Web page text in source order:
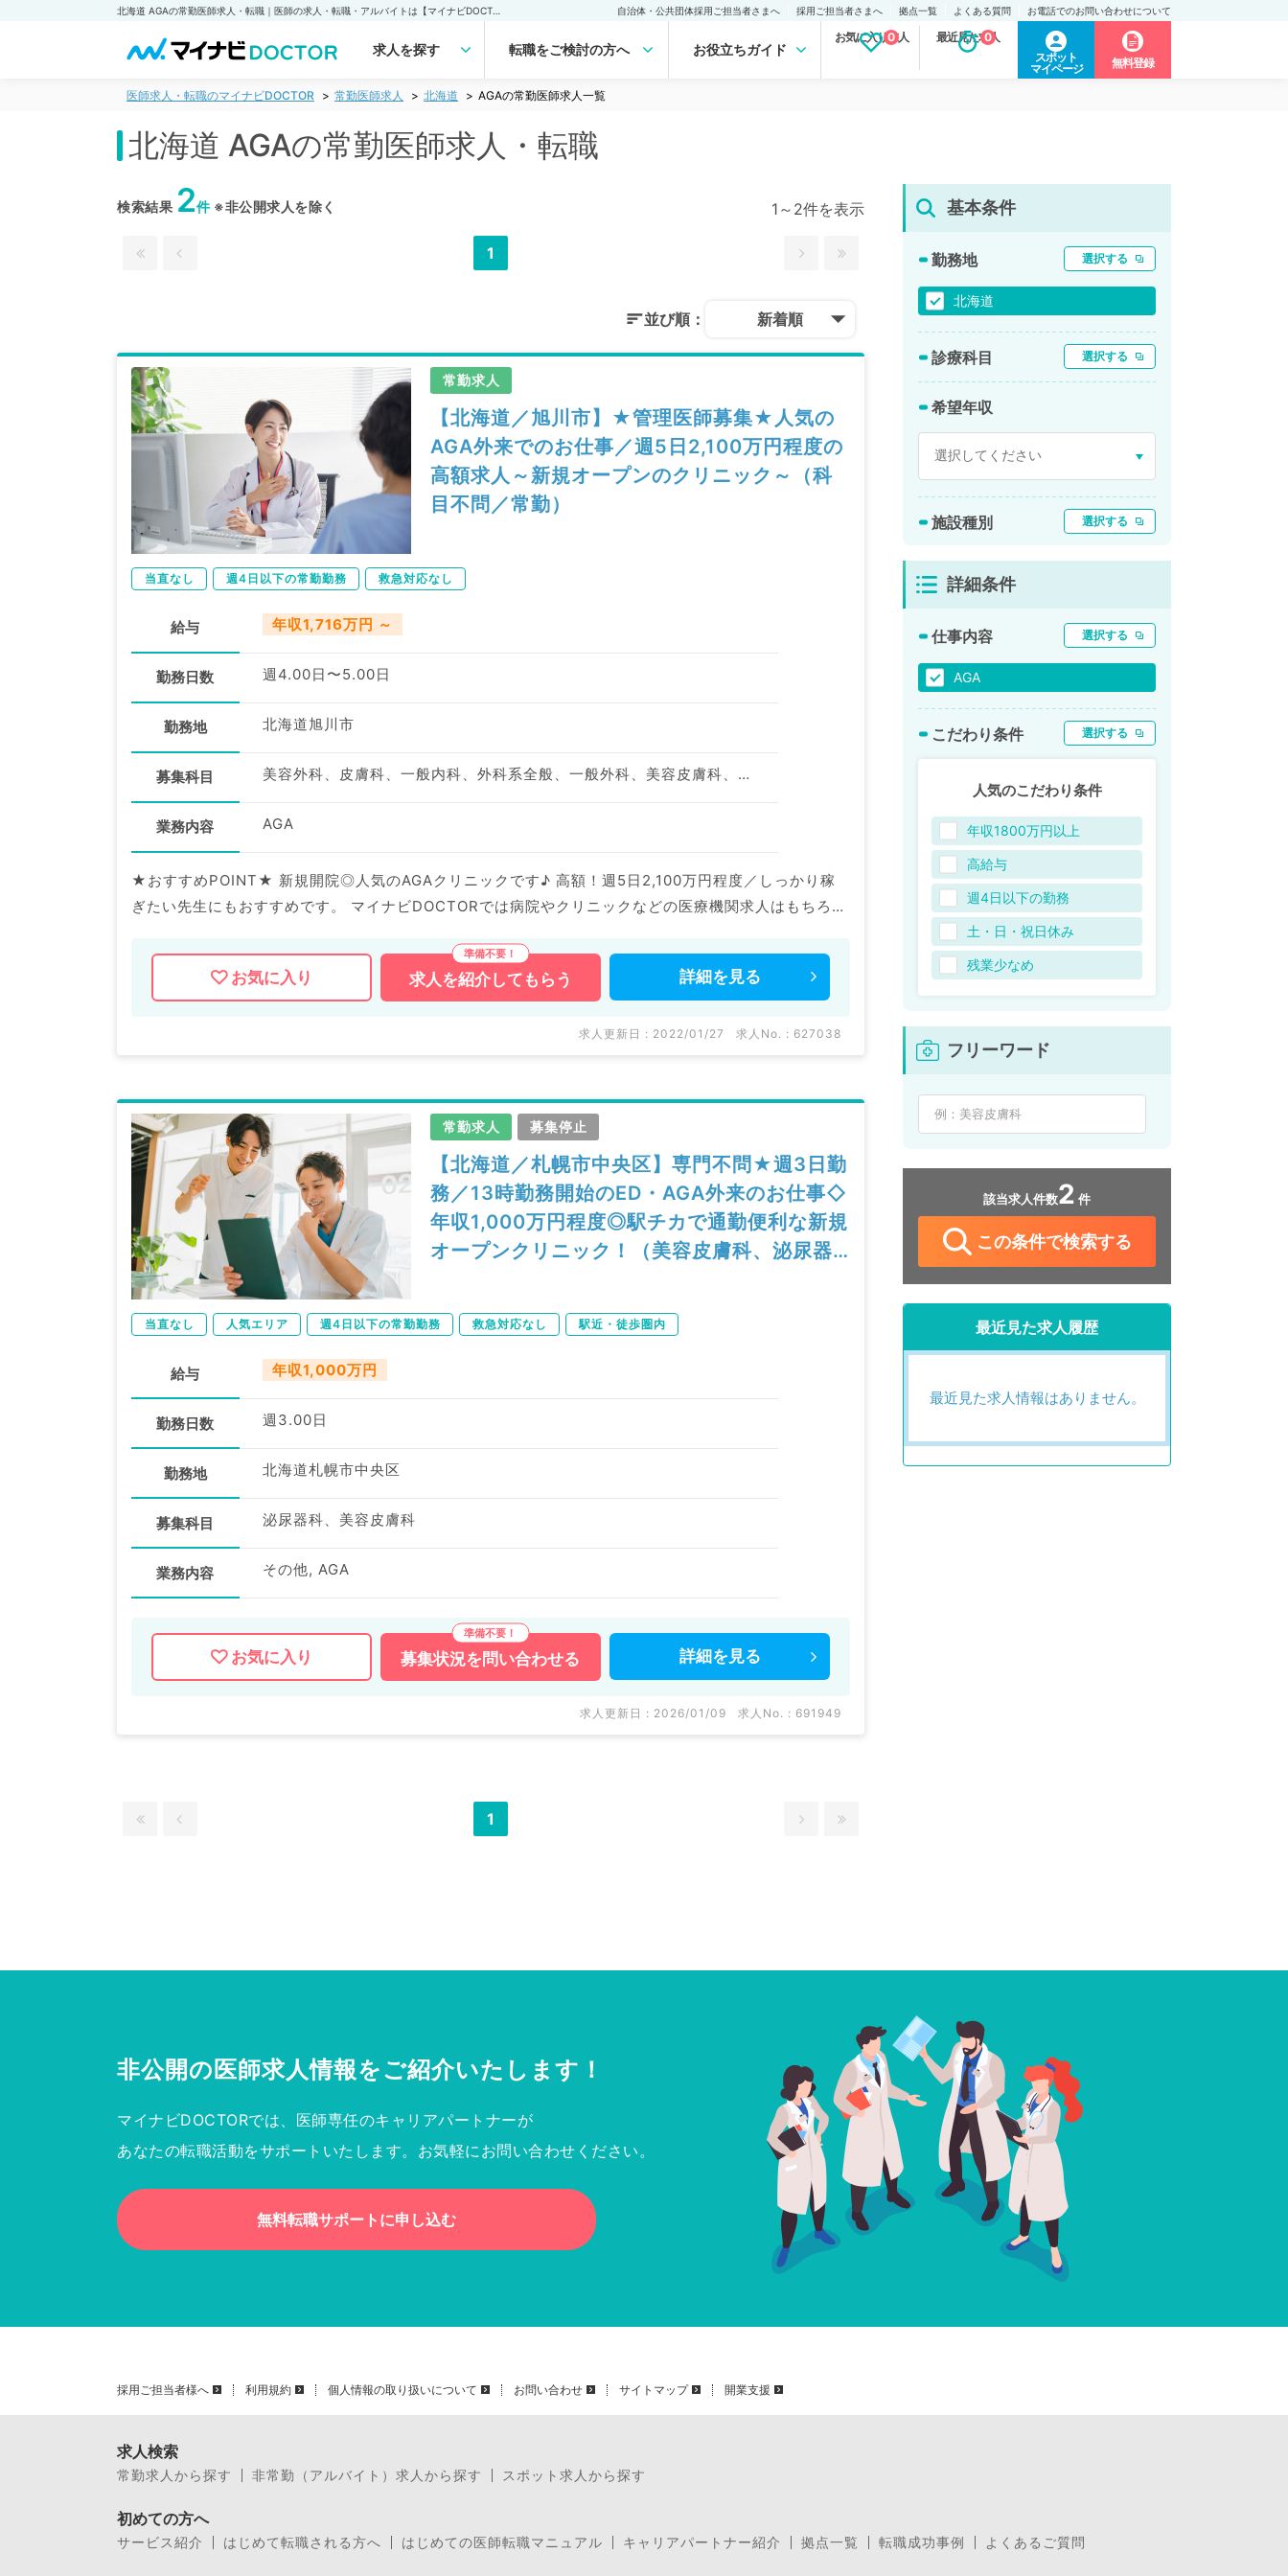
自治体・公共団体採用ご担当者さまへ 採用ご担当者さまへ 拠点一覧 よくある質問 お電話でのお問い合わせについて
求人を探す 転職をご検討の方へ お役立ちガイド
お気に入り求人
0 最近見た求人
0
スポット
マイページ
無料登録
医師求人・転職のマイナビDOCTOR 常勤医師求人 北海道 AGAの常勤医師求人一覧
北海道 AGAの常勤医師求人・転職
検索結果 2件※非公開求人を除く 1～2件を表示
1
並び順： 新着順
常勤求人
【北海道／旭川市】★管理医師募集★人気の
AGA外来でのお仕事／週5日2,100万円程度の
高額求人～新規オープンのクリニック～（科
目不問／常勤）
当直なし 週4日以下の常勤勤務 救急対応なし
給与 年収1,716万円 ～
勤務日数 週4.00日〜5.00日
勤務地 北海道旭川市
募集科目 美容外科、皮膚科、一般内科、外科系全般、一般外科、美容皮膚科、科目不問
業務内容 AGA
★おすすめPOINT★ 新規開院◎人気のAGAクリニックです♪ 高額！週5日2,100万円程度／しっかり稼
ぎたい先生にもおすすめです。 マイナビDOCTORでは病院やクリニックなどの医療機関求人はもちろん
問合せ下さい。
お気に入り 求人を紹介してもらう 詳細を 見る
求人更新日 : 2022/01/27 求人No. : 627038
常勤求人 募集停止
【北海道／札幌市中央区】専門不問★週3日勤
務／13時勤務開始のED・AGA外来のお仕事◇
年収1,000万円程度◎駅チカで通勤便利な新規
オープンクリニック！（美容皮膚科、泌尿器
当直なし 人気エリア 週4日以下の常勤勤務 救急対応なし 駅近・徒歩圏内
給与 年収1,000万円
勤務日数 週3.00日
勤務地 北海道札幌市中央区
募集科目 泌尿器科、美容皮膚科
業務内容 その他, AGA
お気に入り 募集状況を 問い合わせる 詳細を 見る
求人更新日 : 2026/01/09 求人No. : 691949
1
基本条件
勤務地 選択する
北海道
診療科目 選択する
希望年収
施設種別 選択する
詳細条件
仕事内容 選択する
AGA
こだわり条件 選択する
人気のこだわり条件
年収1800万円以上
高給与
週4日以下の勤務
土・日・祝日休み
残業少なめ
フリーワード
該当求人件数2 件
この条件で検索する
最近見た求人履歴
最近見た求人情報はありません。
非公開の医師求人情報をご紹介いたします！
マイナビDOCTORでは、医師専任のキャリアパートナーが
あなたの転職活動をサポートいたします。お気軽にお問い合わせください。
無料転職サポートに申し込む
採用ご担当者様へ 利用規約 個人情報の取り扱いについて お問い合わせ サイトマップ 開業支援
求人検索
常勤求人から探す 非常勤（アルバイト）求人から探す スポット求人から探す
初めての方へ
サービス紹介 はじめて転職される方へ はじめての医師転職マニュアル キャリアパートナー紹介 拠点一覧 転職成功事例 よくあるご質問